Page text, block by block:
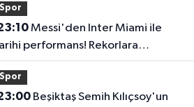
Spor
Messi'den Inter Miami ile
performans! Rekorlara
Spor
Beşiktaş Semih Kılıçsoy'un